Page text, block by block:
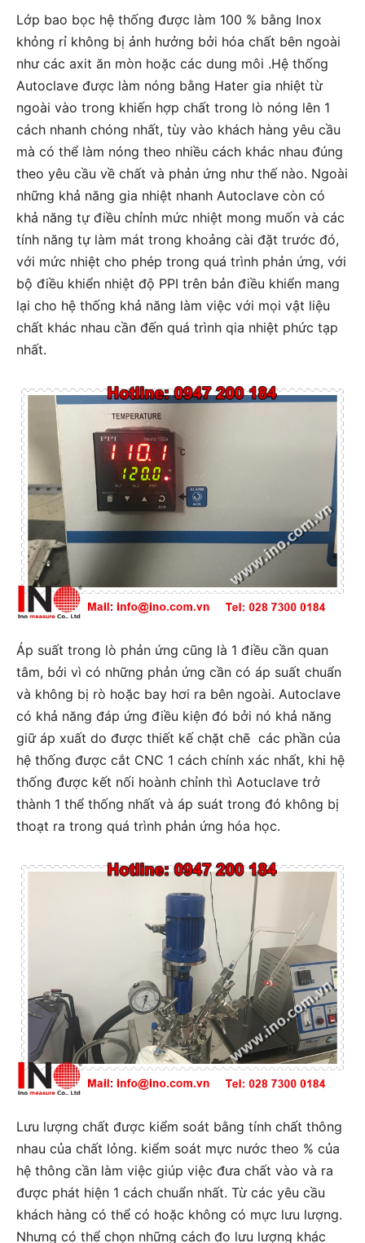
Lớp bao bọc hệ thống được làm 100 % bằng Inox
khỏng rỉ không bị ảnh hưởng bởi hóa chất bên ngoài
như các axit ăn mòn hoặc các dung môi .Hệ thống
Autoclave được làm nóng bằng Hater gia nhiệt từ
ngoài vào trong khiến hợp chất trong lò nóng lên 1
cách nhanh chóng nhất, tùy vào khách hàng yêu cầu
mà có thể làm nóng theo nhiều cách khác nhau đúng
theo yêu cầu về chất và phản ứng như thế nào. Ngoài
những khả năng gia nhiệt nhanh Autoclave còn có
khả năng tự điều chỉnh mức nhiệt mong muốn và các
tính năng tự làm mát trong khoảng cài đặt trước đó,
với mức nhiệt cho phép trong quá trình phản ứng, với
bộ điều khiển nhiệt độ PPI trên bản điều khiển mang
lại cho hệ thống khả năng làm việc với mọi vật liệu
chất khác nhau cần đến quá trình qia nhiệt phức tạp
nhất.
Áp suất trong lò phản ứng cũng là 1 điều cần quan
tâm, bởi vì có những phản ứng cần có áp suất chuẩn
và không bị rò hoặc bay hơi ra bên ngoài. Autoclave
có khả năng đáp ứng điều kiện đó bởi nó khả năng
giữ áp xuất do được thiết kế chặt chẽ các phần của
hệ thống được cắt CNC 1 cách chính xác nhất, khi hệ
thống được kết nối hoành chỉnh thì Aotuclave trở
thành 1 thể thống nhất và áp suát trong đó không bị
thoạt ra trong quá trình phản ứng hóa học.
Lưu lượng chất được kiểm soát bằng tính chất thông
nhau của chất lỏng. kiểm soát mực nước theo % của
hệ thông cần làm việc giúp việc đưa chất vào và ra
được phát hiện 1 cách chuẩn nhất. Từ các yêu cầu
khách hàng có thể có hoặc không có mực lưu lượng.
Nhưng có thể chọn những cách đo lưu lượng khác